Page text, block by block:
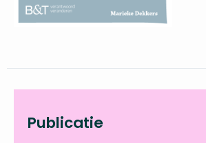
Publicatie